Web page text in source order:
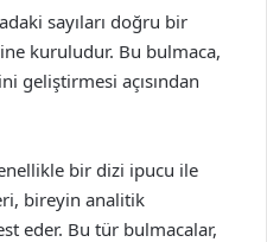
sayıları doğru bir
kuruludur. Bu bulmaca,
geliştirmesi açısından
bir dizi ipucu ile
bireyin analitik
eder. Bu tür bulmacalar,